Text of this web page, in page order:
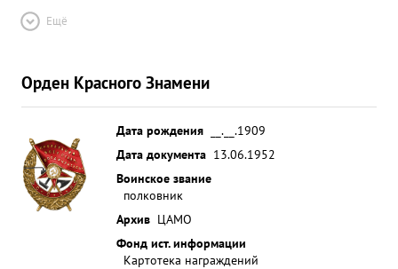
Ещё
Орден Красного Знамени
Дата рождения
__.__.1909
Дата документа 13.06.1952
Воинское звание
полковник
Архив ЦАМО
Фонд ист. информации
Картотека награждений